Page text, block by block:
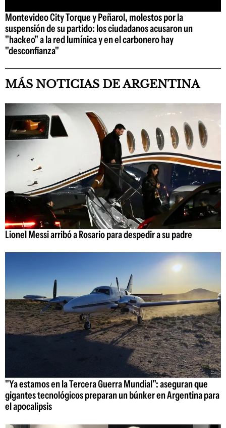
Montevideo City Torque y Peñarol, molestos por la
suspensión de su partido: los ciudadanos acusaron un
"hackeo" a la red lumínica y en el carbonero hay
"desconfianza"
MÁS NOTICIAS DE ARGENTINA
Lionel Messi arribó a Rosario para despedir a su padre
"Ya estamos en la Tercera Guerra Mundial": aseguran que
gigantes tecnológicos preparan un búnker en Argentina para
el apocalipsis